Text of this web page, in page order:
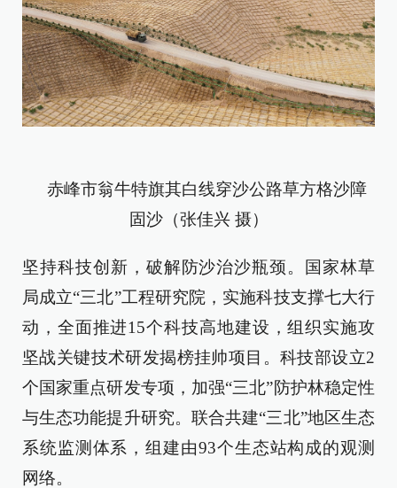
赤峰市翁牛特旗其白线穿沙公路草方格沙障
固沙（张佳兴 摄）
坚持科技创新，破解防沙治沙瓶颈。国家林草
局成立“三北”工程研究院，实施科技支撑七大行
动，全面推进15个科技高地建设，组织实施攻
坚战关键技术研发揭榜挂帅项目。科技部设立2
个国家重点研发专项，加强“三北”防护林稳定性
与生态功能提升研究。联合共建“三北”地区生态
系统监测体系，组建由93个生态站构成的观测
网络。